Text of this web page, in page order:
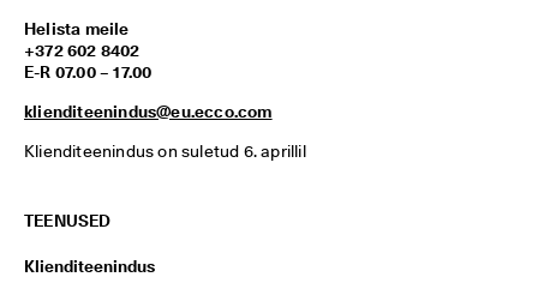
Helista meile
+372 602 8402
E-R 07.00 – 17.00
klienditeenindus@eu.ecco.com
Klienditeenindus on suletud 6. aprillil
TEENUSED
Klienditeenindus